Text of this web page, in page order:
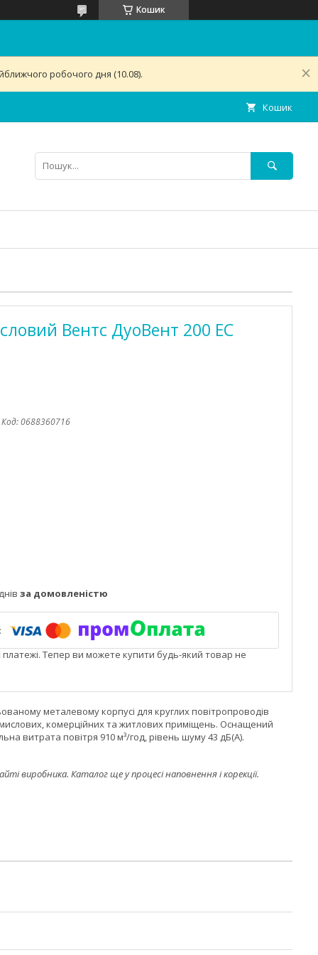
Кошик
робочого дня (10.08).
Кошик
Вентс ДуоВент 200 ЕС
Код:0688360716
за домовленістю
платежі. Тепер ви можете купити будь-який товар не
металевому корпусі для круглих повітропроводів
комерційних та житлових приміщень. Оснащений
витрата повітря 910 м³/год, рівень шуму 43 дБ(А).
виробника. Каталог ще у процесі наповнення і корекції.